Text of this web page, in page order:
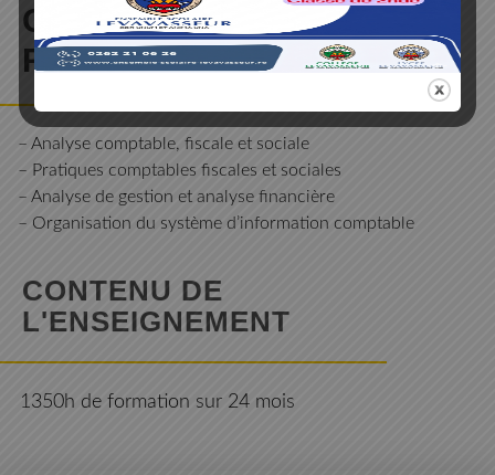
OBJECTIFS DU
RÉFÉRENTIEL
– Analyse comptable, fiscale et sociale
– Pratiques comptables fiscales et sociales
– Analyse de gestion et analyse financière
– Organisation du système d’information comptable
CONTENU DE
L'ENSEIGNEMENT
1350h de formation sur 24 mois